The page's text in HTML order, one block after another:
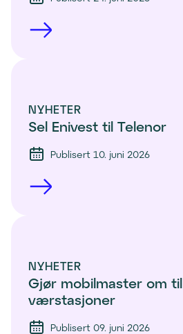
NYHETER
Sel Enivest til Telenor
Publisert 10. juni 2026
NYHETER
Gjør mobilmaster om til
værstasjoner
Publisert 09. juni 2026